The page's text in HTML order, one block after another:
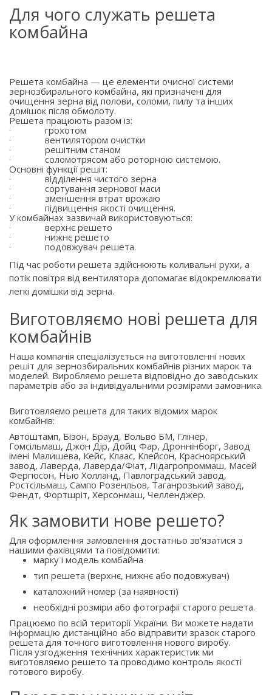
Для чого служать решета
комбайна
Решета комбайна — це елементи очисної системи
зернозбирального комбайна, які призначені для
очищення зерна від полови, соломи, пилу та інших
домішок після обмолоту.
Решета працюють разом із:
·
грохотом
·
вентилятором очистки
·
решітним станом
·
соломотрясом або роторною системою.
Основні функції решіт:
·
відділення чистого зерна
·
сортування зернової маси
·
зменшення втрат врожаю
·
підвищення якості очищення.
У комбайнах зазвичай використовуються:
·
верхнє решето
·
нижнє решето
·
подовжувач решета.
Під час роботи решета здійснюють коливальні рухи, а
потік повітря від вентилятора допомагає відокремлювати
легкі домішки від зерна.
Виготовляємо нові решета для
комбайнів
Наша компанія спеціалізується на виготовленні нових
решіт для зернозбиральних комбайнів різних марок та
моделей. Виробляємо решета відповідно до заводських
параметрів або за індивідуальними розмірами замовника.
Виготовляємо решета для таких відомих марок
комбайнів:
Автоштамп, Бізон, Брауд, Вольво БМ, Глінер,
Гомсільмаш, Джон Дір, Дойц Фар, Дроннінборг, Завод
імені Малишева, Кейс, Клаас, Клейсон, Красноярський
завод, Лаверда, Лаверда/Фіат, Лідагропроммаш, Масей
Фергюсон, Нью Холланд, Павлоградський завод,
Ростсільмаш, Сампо Розенльов, Таганрозький завод,
Фендт, Фортшріт, Херсонмаш, Челленджер.
Як замовити нове решето?
Для оформлення замовлення достатньо зв'язатися з
нашими фахівцями та повідомити:
марку і модель комбайна
тип решета (верхнє, нижнє або подовжувач)
каталожний номер (за наявності)
необхідні розміри або фотографії старого решета.
Працюємо по всій території України. Ви можете надати
інформацію дистанційно або відправити зразок старого
решета для точного виготовлення нового виробу.
Після узгодження технічних характеристик ми
виготовляємо решето та проводимо контроль якості
готового виробу.